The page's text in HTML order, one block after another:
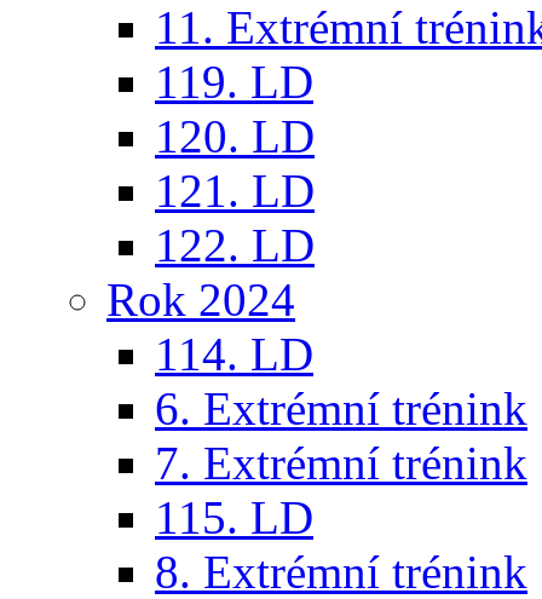
11. Extrémní
119. LD
120. LD
121. LD
122. LD
Rok 2024
114. LD
6. Extrémní trénink
7. Extrémní trénink
115. LD
8. Extrémní trénink